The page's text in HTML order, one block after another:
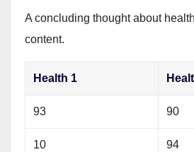
A concluding thought about
content.
Health 1
93 90
10 94